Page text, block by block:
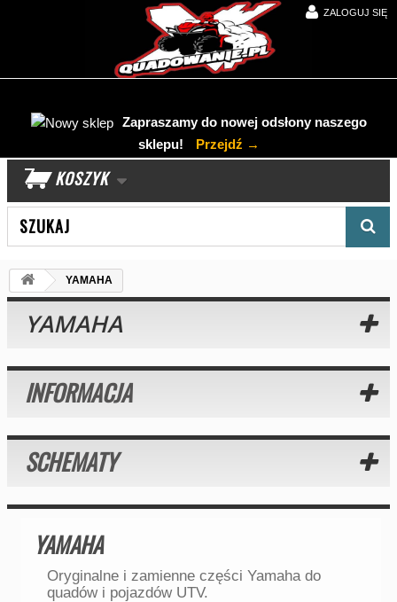
ZALOGUJ SIĘ
Zapraszamy do nowej odsłony naszego
sklepu!
Przejdź →
KOSZYK
YAMAHA
YAMAHA
INFORMACJA
SCHEMATY
YAMAHA
Oryginalne i zamienne części Yamaha do
quadów i pojazdów UTV.